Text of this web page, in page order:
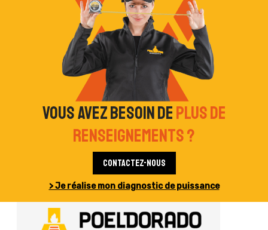
Vous avez besoin deplus de
renseignements ?
Contactez-nous
> Je réalise mon diagnostic de puissance